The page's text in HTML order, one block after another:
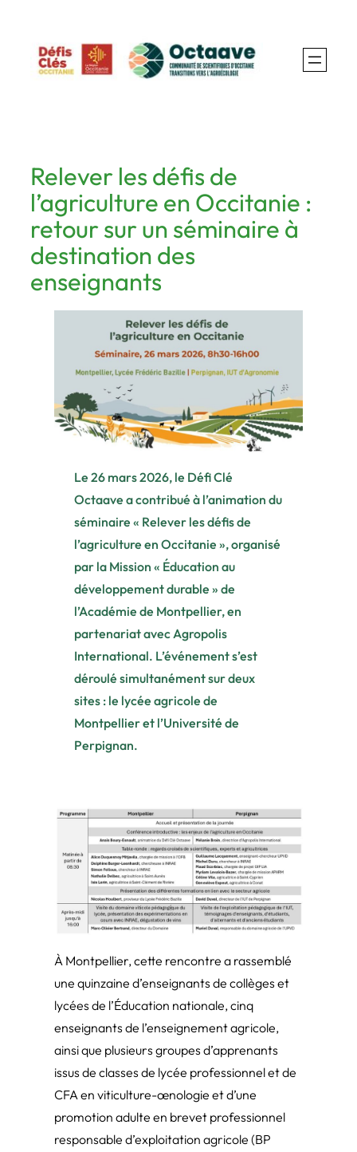
contenu
Relever les défis de
l’agriculture en Occitanie :
retour sur un séminaire à
destination des
enseignants
Le 26 mars 2026, le Défi Clé
Octaave a contribué à l’animation du
séminaire « Relever les défis de
l’agriculture en Occitanie », organisé
par la Mission « Éducation au
développement durable » de
l’Académie de Montpellier, en
partenariat avec Agropolis
International. L’événement s’est
déroulé simultanément sur deux
sites : le lycée agricole de
Montpellier et l’Université de
Perpignan.
À Montpellier, cette rencontre a rassemblé
une quinzaine d’enseignants de collèges et
lycées de l’Éducation nationale, cinq
enseignants de l’enseignement agricole,
ainsi que plusieurs groupes d’apprenants
issus de classes de lycée professionnel et de
CFA en viticulture-œnologie et d’une
promotion adulte en brevet professionnel
responsable d’exploitation agricole (BP